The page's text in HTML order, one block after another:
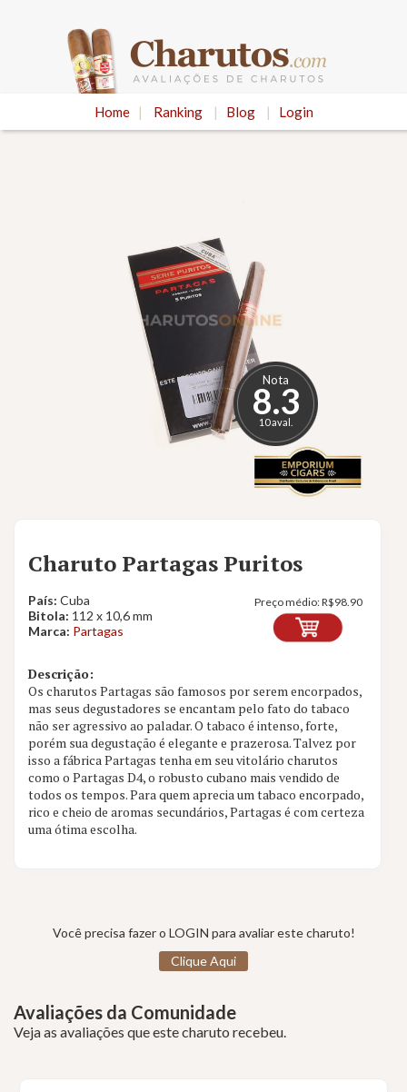
Home | Ranking | Blog | Login
Nota
8.3
10 aval.
Charuto Partagas Puritos
País: Cuba
Bitola: 112 x 10,6 mm
Marca: Partagas
Preço médio:R$98.90
Descrição:
Os charutos Partagas são famosos por serem encorpados,
mas seus degustadores se encantam pelo fato do tabaco
não ser agressivo ao paladar. O tabaco é intenso, forte,
porém sua degustação é elegante e prazerosa. Talvez por
isso a fábrica Partagas tenha em seu vitolário charutos
como o Partagas D4, o robusto cubano mais vendido de
todos os tempos. Para quem aprecia um tabaco encorpado,
rico e cheio de aromas secundários, Partagas é com certeza
uma ótima escolha.
Você precisa fazer o LOGIN para avaliar este charuto!
Clique Aqui
Avaliações da Comunidade
Veja as avaliações que este charuto recebeu.